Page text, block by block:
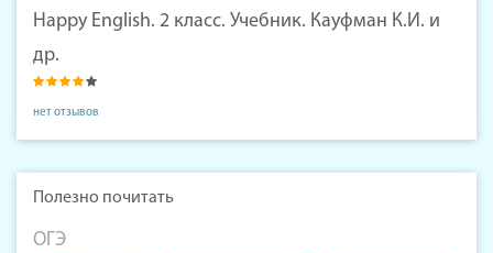
Happy English. 2 класс. Учебник. Кауфман К.И. и
др.
нет отзывов
Полезно почитать
ОГЭ